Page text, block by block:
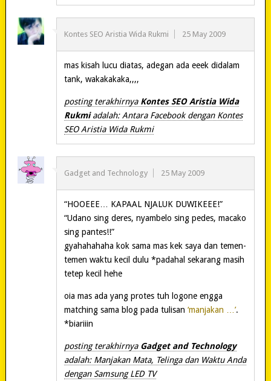
Kontes SEO Aristia Wida Rukmi 25 May 2009
mas kisah lucu diatas, adegan ada eeek didalam
tank, wakakakaka,,,,
posting terakhirnya Kontes SEO Aristia Wida
Rukmiadalah: Antara Facebook dengan Kontes
SEO Aristia Wida Rukmi
Gadget and Technology 25 May 2009
“HOOEEE… KAPAAL NJALUK DUWIKEEE!”
“Udano sing deres, nyambelo sing pedes, macako
sing pantes!!”
gyahahahaha kok sama mas kek saya dan temen-
temen waktu kecil dulu *padahal sekarang masih
tetep kecil hehe
oia mas ada yang protes tuh logone engga
matching sama blog pada tulisan ‘manjakan …’.
*biariiin
posting terakhirnya Gadget and Technology
adalah: Manjakan Mata, Telinga dan Waktu Anda
dengan Samsung LED TV